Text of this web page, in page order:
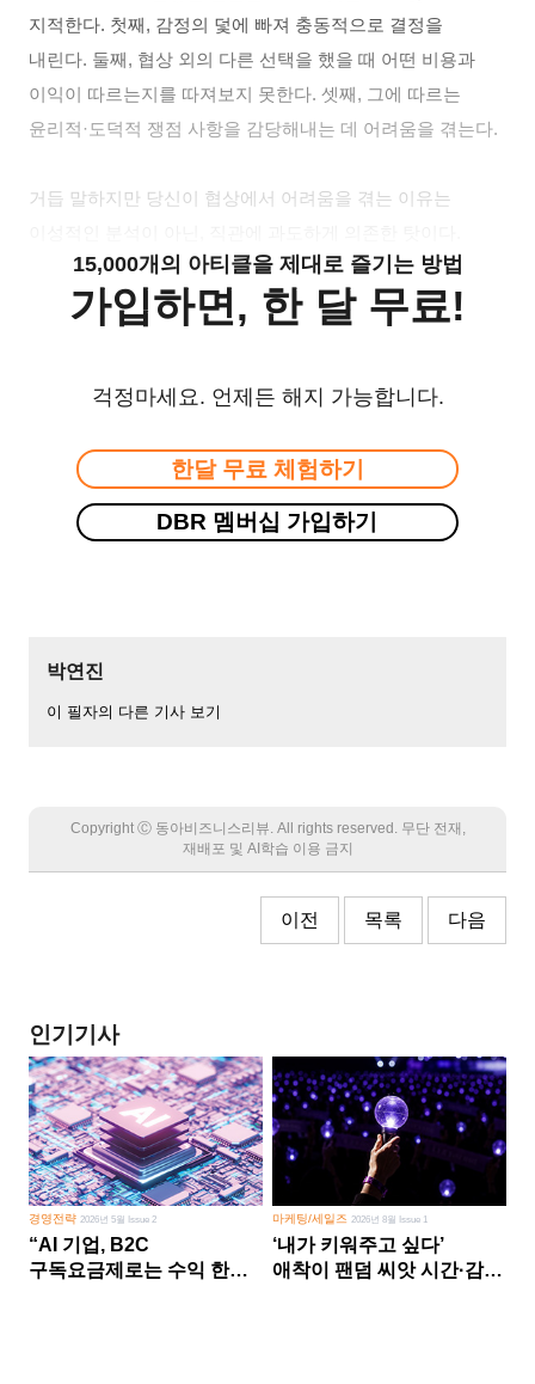
지적한다. 첫째, 감정의 덫에 빠져 충동적으로 결정을
내린다. 둘째, 협상 외의 다른 선택을 했을 때 어떤 비용과
이익이 따르는지를 따져보지 못한다. 셋째, 그에 따르는
윤리적·도덕적 쟁점 사항을 감당해내는 데 어려움을 겪는다.
거듭 말하지만 당신이 협상에서 어려움을 겪는 이유는
15,000개의 아티클을 제대로 즐기는 방법
가입하면, 한 달 무료!
걱정마세요. 언제든 해지 가능합니다.
한달 무료 체험하기
DBR 멤버십 가입하기
박연진
이 필자의 다른 기사 보기
Copyright Ⓒ 동아비즈니스리뷰. All rights reserved. 무단 전재,
재배포 및 AI학습 이용 금지
이전 목록 다음
인기기사
경영전략2026년 5월 Issue 2
“AI 기업, B2C
구독요금제로는 수익 한계
마케팅/세일즈 2026년 8월 Issue 1
‘내가 키워주고 싶다’
애착이 팬덤 씨앗 시간·감정